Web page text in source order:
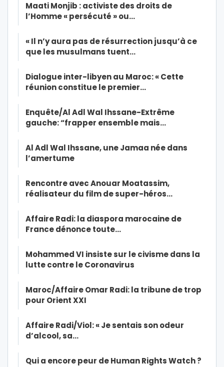
Maati Monjib : activiste des droits de
l’Homme « persécuté » ou…
« Il n’y aura pas de résurrection jusqu’à ce
que les musulmans tuent…
Dialogue inter-libyen au Maroc: « Cette
réunion constitue le premier…
Enquête/Al Adl Wal Ihssane-Extrême
gauche: “frapper ensemble mais…
Al Adl Wal Ihssane, une Jamaa née dans
l’amertume
Rencontre avec Anouar Moatassim,
réalisateur du film de super-héros…
Affaire Radi: la diaspora marocaine de
France dénonce toute…
Mohammed VI insiste sur le civisme dans la
lutte contre le Coronavirus
Maroc/Affaire Omar Radi: la tribune de trop
pour Orient XXI
Affaire Radi/Viol: « Je sentais son odeur
d’alcool, sa…
Qui a encore peur de Human Rights Watch ?